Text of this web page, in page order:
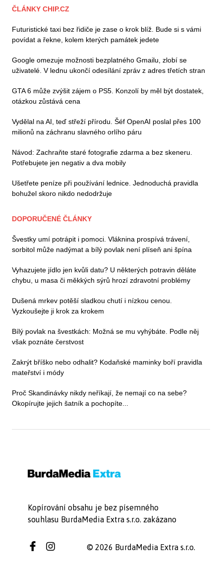
ČLÁNKY CHIP.CZ
Futuristické taxi bez řidiče je zase o krok blíž. Bude si s vámi
povídat a řekne, kolem kterých památek jedete
Google omezuje možnosti bezplatného Gmailu, zlobí se
uživatelé. V lednu ukončí odesílání zpráv z adres třetích stran
GTA 6 může zvýšit zájem o PS5. Konzolí by měl být dostatek,
otázkou zůstává cena
Vydělal na AI, teď střeží přírodu. Šéf OpenAI poslal přes 100
milionů na záchranu slavného orlího páru
Návod: Zachraňte staré fotografie zdarma a bez skeneru.
Potřebujete jen negativ a dva mobily
Ušetřete peníze při používání lednice. Jednoduchá pravidla
bohužel skoro nikdo nedodržuje
DOPORUČENÉ ČLÁNKY
Švestky umí potrápit i pomoci. Vláknina prospívá trávení,
sorbitol může nadýmat a bílý povlak není plíseň ani špína
Vyhazujete jídlo jen kvůli datu? U některých potravin děláte
chybu, u masa či měkkých sýrů hrozí zdravotní problémy
Dušená mrkev potěší sladkou chutí i nízkou cenou.
Vyzkoušejte ji krok za krokem
Bílý povlak na švestkách: Možná se mu vyhýbáte. Podle něj
však poznáte čerstvost
Zakrýt bříško nebo odhalit? Kodaňské maminky boří pravidla
mateřství i módy
Proč Skandinávky nikdy neříkají, že nemají co na sebe?
Okopírujte jejich šatník a pochopíte...
Kopírování obsahu je bez písemného
souhlasu BurdaMedia Extra s.r.o. zakázano
© 2026 BurdaMedia Extra s.r.o.